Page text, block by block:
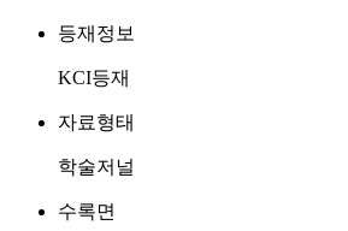
등재정보
KCI등재
자료형태
학술저널
수록면